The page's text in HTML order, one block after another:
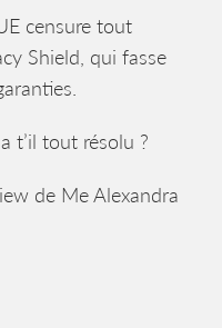
censure tout
Shield, qui fasse
t’il tout résolu ?
de Me Alexandra